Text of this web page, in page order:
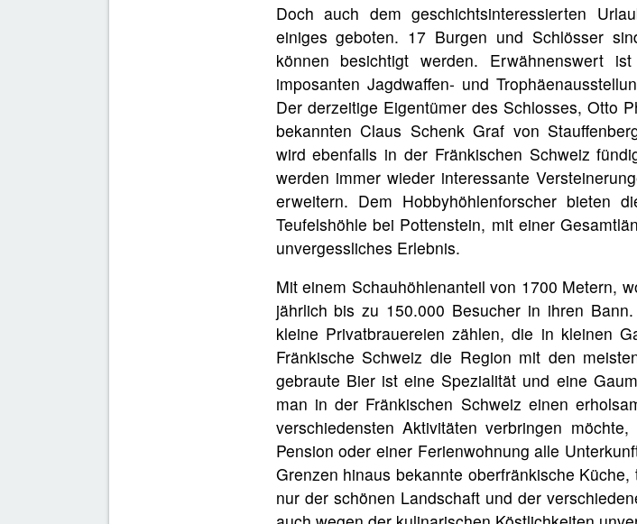
Doch auch dem geschichtsinteressierten
einiges geboten. 17 Burgen und Schlösser
können besichtigt werden. Erwähnenswert
imposanten Jagdwaffen- und
Der derzeitige Eigentümer des Schlosses, Otto
bekannten Claus Schenk Graf von
wird ebenfalls in der Fränkischen Schweiz
werden immer wieder interessante
erweitern. Dem Hobbyhöhlenforscher bieten
Teufelshöhle bei Pottenstein, mit einer
unvergessliches Erlebnis.
Mit einem Schauhöhlenanteil von 1700 Metern,
jährlich bis zu 150.000 Besucher in ihren
kleine Privatbrauereien zählen, die in kleinen
Fränkische Schweiz die Region mit den
gebraute Bier ist eine Spezialität und eine
man in der Fränkischen Schweiz einen
verschiedensten Aktivitäten verbringen
Pension oder einer Ferienwohnung alle
Grenzen hinaus bekannte oberfränkische
nur der schönen Landschaft und der